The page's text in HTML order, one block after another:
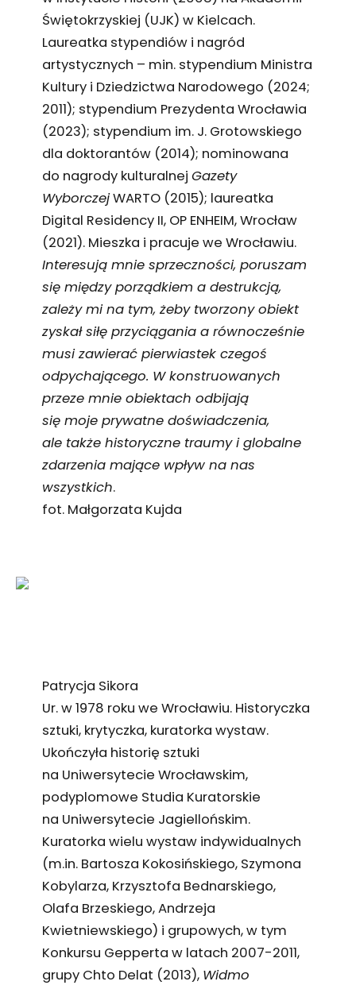
Świętokrzyskiej (UJK) w Kielcach.
Laureatka stypendiów i nagród
artystycznych – min. stypendium Ministra
Kultury i Dziedzictwa Narodowego (2024;
2011); stypendium Prezydenta Wrocławia
(2023); stypendium im. J. Grotowskiego
dla doktorantów (2014); nominowana
do nagrody kulturalnej Gazety
WyborczejWARTO (2015); laureatka
Digital Residency II, OP ENHEIM, Wrocław
(2021). Mieszka i pracuje we Wrocławiu.
Interesują mnie sprzeczności, poruszam
się między porządkiem a destrukcją,
zależy mi na tym, żeby tworzony obiekt
zyskał siłę przyciągania a równocześnie
musi zawierać pierwiastek czegoś
odpychającego. W konstruowanych
przeze mnie obiektach odbijają
się moje prywatne doświadczenia,
ale także historyczne traumy i globalne
zdarzenia mające wpływ na nas
wszystkich.
fot. Małgorzata Kujda
Patrycja Sikora
Ur. w 1978 roku we Wrocławiu. Historyczka
sztuki, krytyczka, kuratorka wystaw.
Ukończyła historię sztuki
na Uniwersytecie Wrocławskim,
podyplomowe Studia Kuratorskie
na Uniwersytecie Jagiellońskim.
Kuratorka wielu wystaw indywidualnych
(m.in. Bartosza Kokosińskiego, Szymona
Kobylarza, Krzysztofa Bednarskiego,
Olafa Brzeskiego, Andrzeja
Kwietniewskiego) i grupowych, w tym
Konkursu Gepperta w latach 2007-2011,
grupy Chto Delat (2013), Widmo